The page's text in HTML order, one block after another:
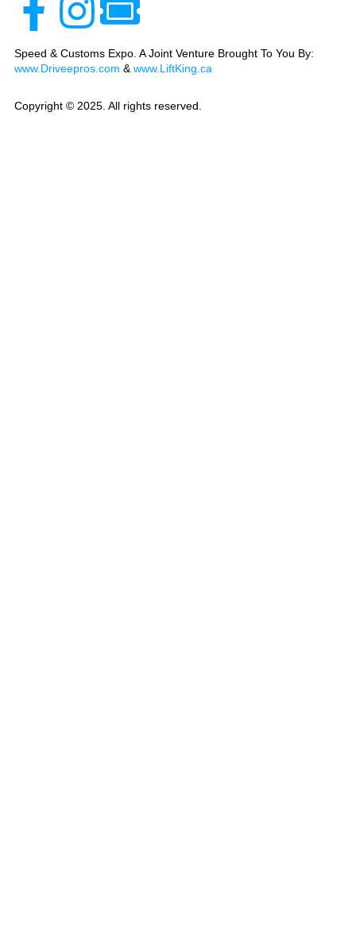
Speed & Customs Expo. A Joint Venture Brought To You By:
www.Driveepros.com & www.LiftKing.ca
Copyright © 2025. All rights reserved.